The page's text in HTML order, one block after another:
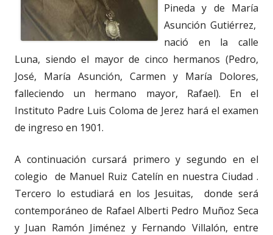
Pineda y de María
Asunción Gutiérrez,
nació en la calle
Luna, siendo el mayor de cinco hermanos (Pedro,
José, María Asunción, Carmen y María Dolores,
falleciendo un hermano mayor, Rafael). En el
Instituto Padre Luis Coloma de Jerez hará el examen
de ingreso en 1901.
A continuación cursará primero y segundo en el
colegio de Manuel Ruiz Catelín en nuestra Ciudad .
Tercero lo estudiará en los Jesuitas, donde será
contemporáneo de Rafael Alberti Pedro Muñoz Seca
y Juan Ramón Jiménez y Fernando Villalón, entre